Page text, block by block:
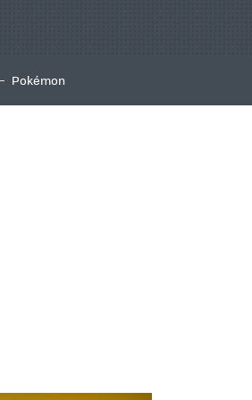
Pokémon